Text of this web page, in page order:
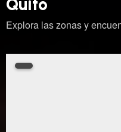
Quito
Explora las zonas y